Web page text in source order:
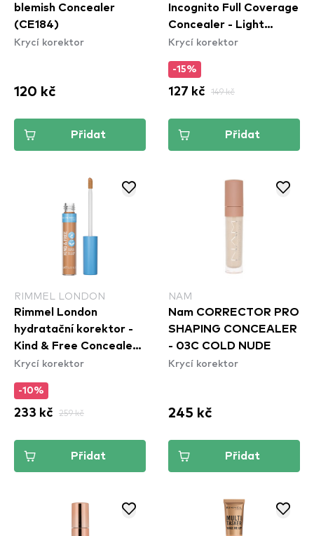
blemish Concealer
(CE184)
Krycí korektor
120 kč
Přidat
Incognito Full Coverage
Concealer - Light
Medium
Krycí korektor
-15%
127 kč 149 kč
Přidat
RIMMEL LONDON
Rimmel London
hydratační korektor -
Kind & Free Concealer -
30 Medium
Krycí korektor
-10%
233 kč 259 kč
Přidat
NAM
Nam CORRECTOR PRO
SHAPING CONCEALER
- 03C COLD NUDE
Krycí korektor
245 kč
Přidat